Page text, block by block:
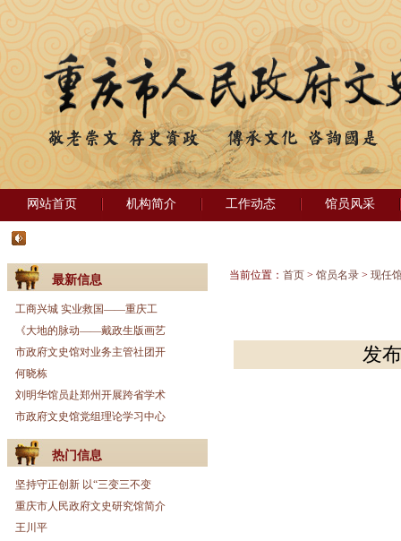
网站首页 机构简介 工作动态 馆员风采
最新信息
工商兴城 实业救国——重庆工
《大地的脉动——戴政生版画艺
市政府文史馆对业务主管社团开
何晓栋
刘明华馆员赴郑州开展跨省学术
市政府文史馆党组理论学习中心
热门信息
坚持守正创新 以“三变三不变
重庆市人民政府文史研究馆简介
王川平
当前位置： 首页 > 馆员名录 > 现任
发